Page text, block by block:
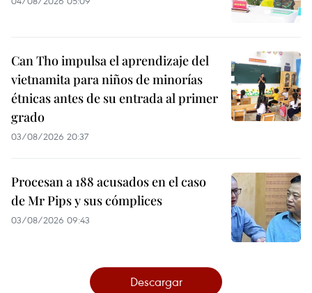
Can Tho impulsa el aprendizaje del
vietnamita para niños de minorías
étnicas antes de su entrada al primer
grado
03/08/2026 20:37
Procesan a 188 acusados en el caso
de Mr Pips y sus cómplices
03/08/2026 09:43
Descargar